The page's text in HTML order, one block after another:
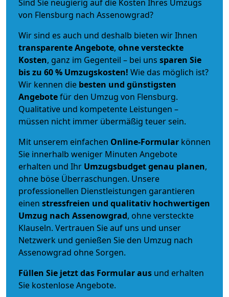
Sind Sie neugierig auf die Kosten Ihres Umzugs
von Flensburg nach Assenowgrad?
Wir sind es auch und deshalb bieten wir Ihnen
transparente Angebote, ohne versteckte
Kosten, ganz im Gegenteil – bei uns sparen Sie
bis zu 60 % Umzugskosten! Wie das möglich ist?
Wir kennen die besten und günstigsten
Angebotefür den Umzug von Flensburg.
Qualitative und kompetente Leistungen –
müssen nicht immer übermäßig teuer sein.
Mit unserem einfachen Online-Formular können
Sie innerhalb weniger Minuten Angebote
erhalten und Ihr Umzugsbudgetgenau planen,
ohne böse Überraschungen. Unsere
professionellen Dienstleistungen garantieren
einen stressfreien und qualitativ hochwertigen
Umzug nach Assenowgrad, ohne versteckte
Klauseln. Vertrauen Sie auf uns und unser
Netzwerk und genießen Sie den Umzug nach
Assenowgrad ohne Sorgen.
Füllen Sie jetzt das Formular aus und erhalten
Sie kostenlose Angebote.